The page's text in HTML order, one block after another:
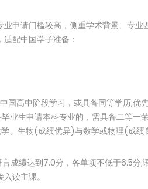
业申请门槛较高，侧重学术背景、专
配中国学子准备：
国高中阶段学习，或具备同等学历;
业生申请本科专业的，需具备二等一
、生物(成绩优异)与数学或物理(成绩
成绩达到7.0分，各单项不低于6.5分
读主课。